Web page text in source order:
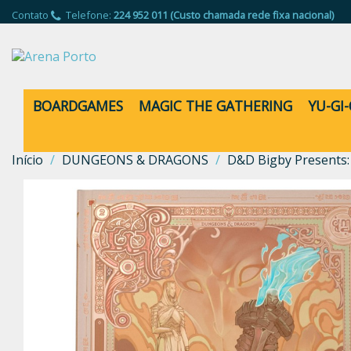
Contato Telefone: 224 952 011 (Custo chamada rede fixa nacional)
BOARDGAMES MAGIC THE GATHERING YU-
Início DUNGEONS & DRAGONS D&D Bigby